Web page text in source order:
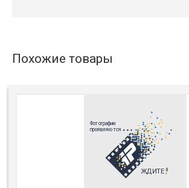
Похожие товары